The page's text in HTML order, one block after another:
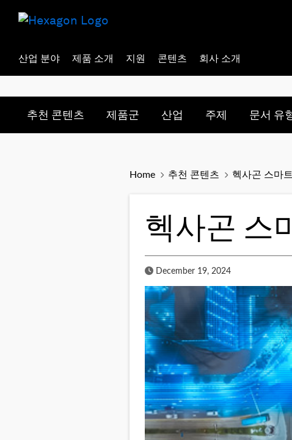
산업 분야 제품 소개 지원 콘텐츠 회사 소개
추천 콘텐츠 제품군 산업 주제 문서 유
Home 추천 콘텐츠 헥사곤 스마
헥사곤 스
Published Date
December 19, 2024